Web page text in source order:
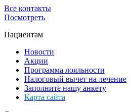
Все контакты
Посмотреть
Пациентам
Новости
Акции
Программа лояльности
Налоговый вычет на лечение
Заполните нашу анкету
Карта сайта